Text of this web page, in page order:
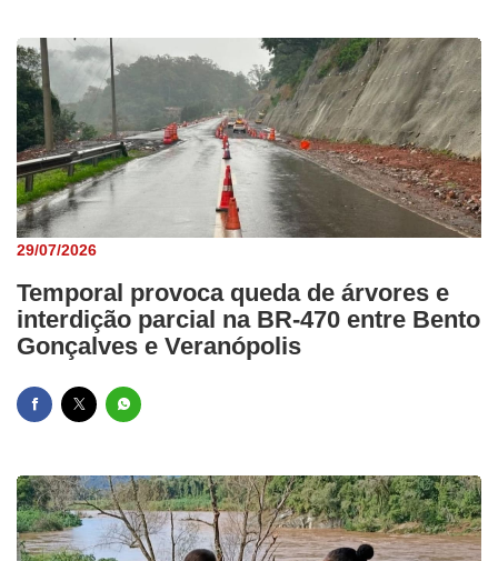
29/07/2026
Temporal provoca queda de árvores e
interdição parcial na BR-470 entre Bento
Gonçalves e Veranópolis